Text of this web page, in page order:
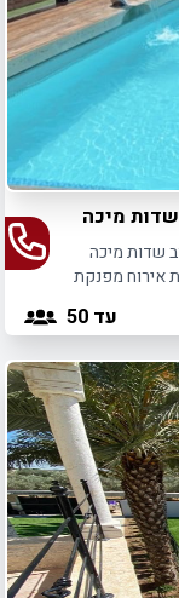
מיכה
שדות מיכה
אירוח מפנקת
עד 50